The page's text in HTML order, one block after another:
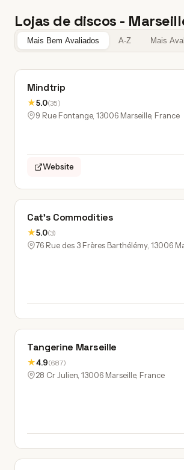
Lojas de discos -
Mais Bem Avaliados A-Z Mais
Mindtrip
★5.0(35)
9 Rue Fontange, 13006 Marseille, France
Website
Cat's Commodities
★5.0(3)
76 Rue des 3 Frères Barthélémy, 13006
Tangerine Marseille
★4.9(687)
28 Cr Julien, 13006 Marseille, France